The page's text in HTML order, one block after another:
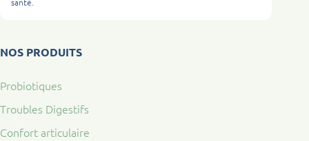
NOS PRODUITS
Probiotiques
Troubles Digestifs
Confort articulaire